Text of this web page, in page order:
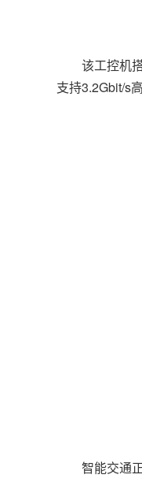
该工控机搭
支持3.2Gbit/s
智能交通正